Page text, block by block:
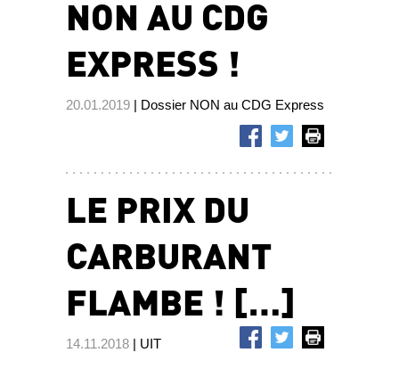
NON AU CDG
EXPRESS !
20.01.2019 | Dossier NON au CDG Express
LE PRIX DU
CARBURANT
FLAMBE ! […]
14.11.2018 | UIT